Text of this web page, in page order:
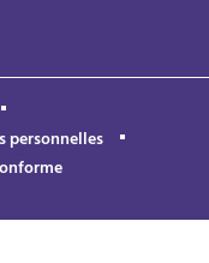
personnelles